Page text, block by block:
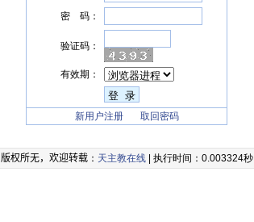
密 码：
验证码：
有效期：
新用户注册 取回密码
版权所无，欢迎转载： 天主教在线| 执行时间：0.003324秒